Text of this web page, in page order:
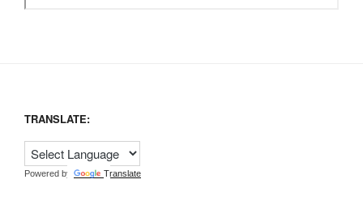
TRANSLATE:
Powered by Translate